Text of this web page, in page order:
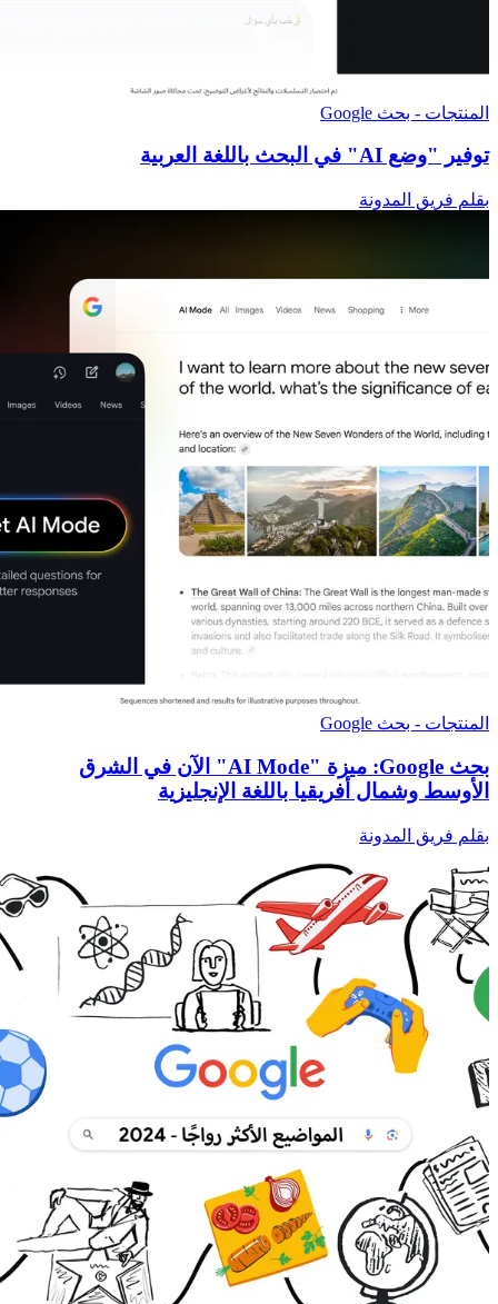
المنتجات - بحث Google
توفير "وضع AI" في البحث باللغة العربية
بقلم فريق المدونة
المنتجات - بحث Google
بحث Google: ميزة "AI Mode" الآن في الشرق
الأوسط وشمال أفريقيا باللغة الإنجليزية
بقلم فريق المدونة